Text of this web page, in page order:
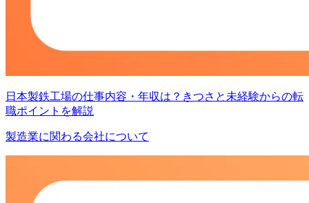
日本製鉄工場の仕事内容・年収は？きつさと未経験からの転
職ポイントを解説
製造業に関わる会社について